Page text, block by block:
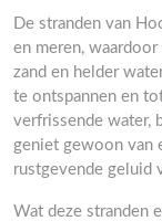
De stranden van
en meren,
zand en helder
te ontspannen en
verfrissende water,
geniet gewoon van
rustgevende geluid
Wat deze stranden